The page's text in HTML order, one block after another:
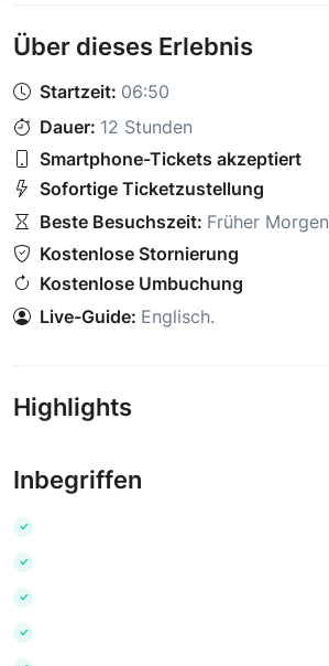
Über dieses Erlebnis
Startzeit: 06:50
Dauer: 12 Stunden
Smartphone-Tickets akzeptiert
Sofortige Ticketzustellung
Beste Besuchszeit: Früher Morgen
Kostenlose Stornierung
Kostenlose Umbuchung
Live-Guide: Englisch.
Highlights
Inbegriffen